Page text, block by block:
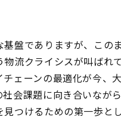
盤でありますが、この
流クライシスが叫ばれ
ェーンの最適化が今、
会課題に向き合いなが
つけるための第一歩と